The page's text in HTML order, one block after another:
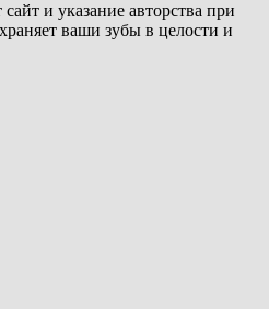
и указание авторства при
ваши зубы в целости и